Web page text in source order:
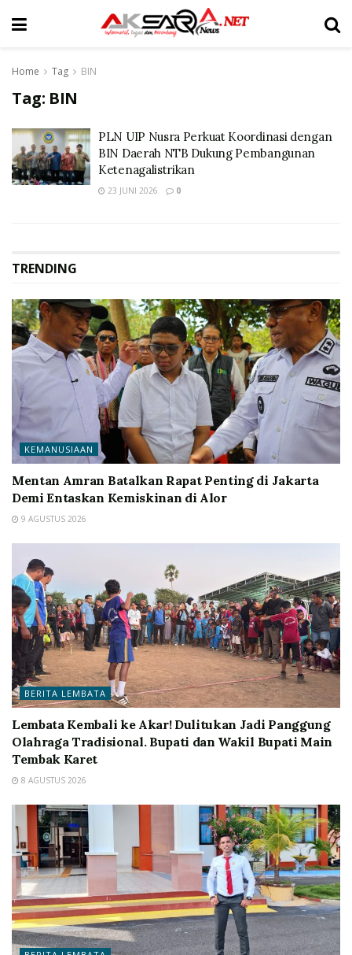
Home Tag BIN
Tag: BIN
PLN UIP Nusra Perkuat Koordinasi dengan
BIN Daerah NTB Dukung Pembangunan
Ketenagalistrikan
23 JUNI 2026 0
TRENDING
KEMANUSIAAN
Mentan Amran Batalkan Rapat Penting di Jakarta
Demi Entaskan Kemiskinan di Alor
9 AGUSTUS 2026
BERITA LEMBATA
Lembata Kembali ke Akar! Dulitukan Jadi Panggung
Olahraga Tradisional. Bupati dan Wakil Bupati Main
Tembak Karet
8 AGUSTUS 2026